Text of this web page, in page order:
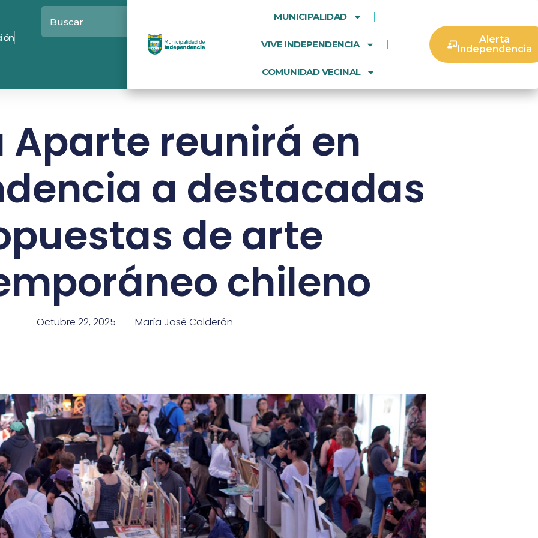
MUNICIPALIDAD
VIVE INDEPENDENCIA
COMUNIDAD VECINAL
Alerta
Independencia
Aparte reunirá en
a destacadas
de arte
chileno
Octubre 22, 2025 María José Calderón